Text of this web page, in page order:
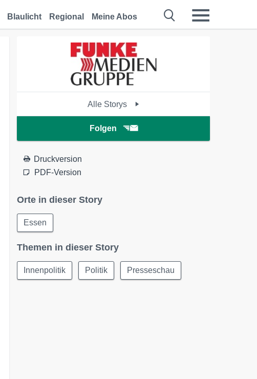
Blaulicht Regional Meine Abos
Alle Storys
Folgen
Druckversion
PDF-Version
Orte in dieser Story
Essen
Themen in dieser Story
Innenpolitik Politik Presseschau